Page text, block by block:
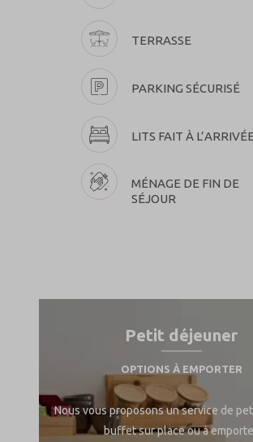
TERRASSE
PARKING SÉCURISÉ
LITS FAIT À L’ARRIVÉE
MÉNAGE DE FIN DE
SÉJOUR
Petit déjeuner
OPTIONS À EMPORTER
Nous vous proposons un service de
buffet sur place ou à